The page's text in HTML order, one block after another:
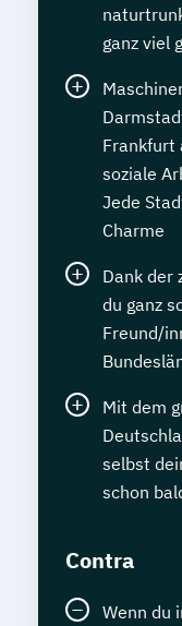
ganz viel
Frankfurt
soziale
Jede
Charme
Dank der
du ganz
Freund/
Mit dem
selbst
schon
Contra
Wenn du